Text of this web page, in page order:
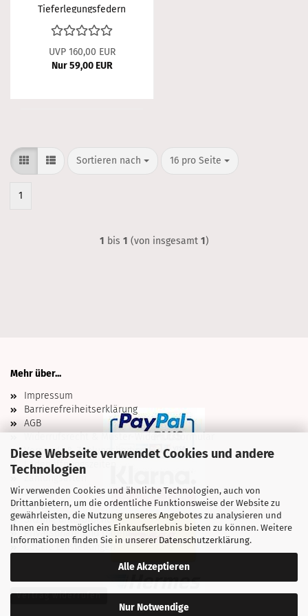
Diese Webseite verwendet Cookies und andere
Technologien
Wir verwenden Cookies und ähnliche Technologien, auch von
Drittanbietern, um die ordentliche Funktionsweise der Website zu
gewährleisten, die Nutzung unseres Angebotes zu analysieren und
Ihnen ein bestmögliches Einkaufserlebnis bieten zu können. Weitere
Informationen finden Sie in unserer Datenschutzerklärung.
Alle Akzeptieren
Nur Notwendige
Tieferlegungsfedern
60/40mm Audi 80 Typ
B4 2,6+2,8+1,9TD+1,9TDI
Lmiousine
UVP 160,00 EUR
Nur 59,00 EUR
Sortieren nach
Sortieren nach 16 pro Seite
pro Seite
1
1 bis 1 (von insgesamt 1)
Mehr über...
Impressum
Barrierefreiheitserklärung
AGB
Versand- & Zahlungsbedingungen
Ladenöffnungszeiten
Zahlungsarten
Über uns
Kontakt
Sitzung unterbrochen
Privatsphäre und Datenschutz
Cookie Einstellungen
Vertrag widerrufen